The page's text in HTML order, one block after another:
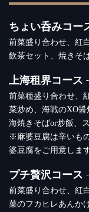
ちょい呑みコー
前菜盛り合わせ、紅
飲茶セット、焼きそ
上海租界コース
前菜種盛り合わせ、
菜炒め、海戦のXO
海焼きそばor炒飯、
※麻婆豆腐は辛いも
婆豆腐をご用意します
プチ贅沢コース
前菜盛り合わせ、紅
菜のフカヒレあんか